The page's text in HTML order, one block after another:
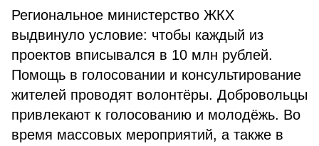
Региональное министерство ЖКХ
выдвинуло условие: чтобы каждый из
проектов вписывался в 10 млн рублей.
Помощь в голосовании и консультирование
жителей проводят волонтёры. Добровольцы
привлекают к голосованию и молодёжь. Во
время массовых мероприятий, а также в